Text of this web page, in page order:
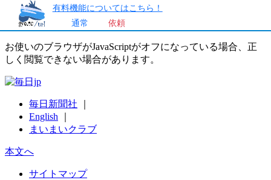
有料機能についてはこちら！
通常
依頼